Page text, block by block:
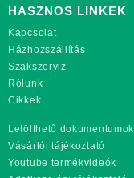
HASZNOS LINKEK
Kapcsolat
Házhozszállítás
Szakszerviz
Rólunk
Cikkek
Letölthető dokumentumok
Vásárlói tájékoztató
Youtube termékvideók